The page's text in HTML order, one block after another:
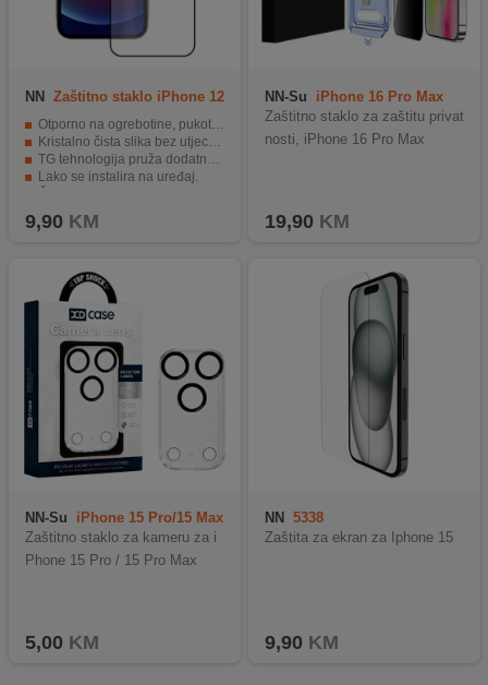
NN
Zaštitno staklo iPhone 12
Otporno na ogrebotine, pukotine i oštećenja.
Kristalno čista slika bez utjecaja na osjetljivost ekrana.
TG tehnologija pruža dodatnu otpornost na udarce.
Lako se instalira na uređaj.
9,90 KM
NN-Su
iPhone 16 Pro Max
Privacy T. Glass
Zaštitno staklo za zaštitu privat
nosti, iPhone 16 Pro Max
19,90 KM
NN-Su
iPhone 15 Pro/15 Max
T. Glass Cam.
Zaštitno staklo za kameru za i
Phone 15 Pro / 15 Pro Max
5,00 KM
NN
5338
Zaštita za ekran za Iphone 15
9,90 KM